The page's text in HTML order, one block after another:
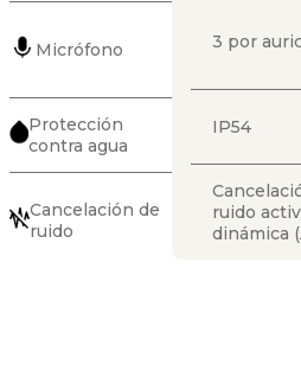
Micrófono
Protección
contra agua
Cancelación de
ruido
3 por
IP54
ruido
dinámica